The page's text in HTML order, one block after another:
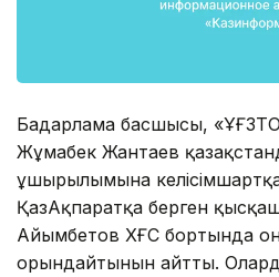
Бағдарлама басшысы,
Жұмабек Жантаев
ұшырылымына келісімшартқа
ҚазАқпаратқа берген
Айымбетов ХҒС бортында
орындайтынын айтты.